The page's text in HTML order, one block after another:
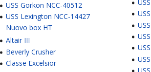
USS Gorkon NCC-40512
USS Lexington NCC-14427
Nuovo box HT
Altair III
Beverly Crusher
Classe Excelsior